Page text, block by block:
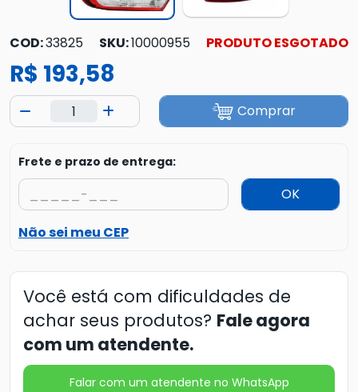
COD:33825 SKU:10000955 PRODUTO ESGOTADO
R$ 193,58
Comprar
Frete e prazo de entrega:
OK
Não sei meu CEP
Você está com dificuldades de
achar seus produtos? Fale agora
com um atendente.
Falar com um atendente no WhatsApp